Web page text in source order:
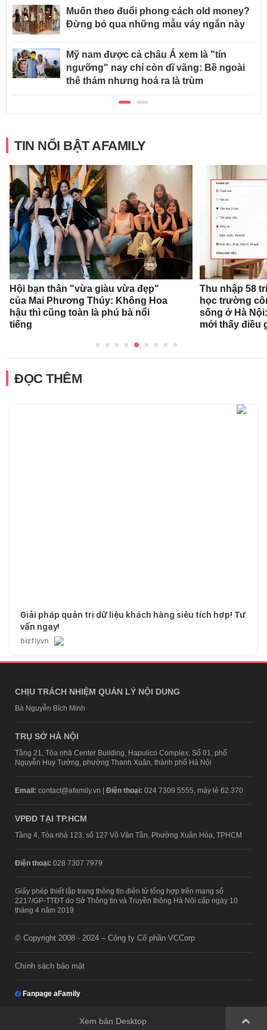
Muốn theo đuổi phong cách old money?
Đừng bỏ qua những mẫu váy ngắn này
Mỹ nam được cả châu Á xem là "tín
ngưỡng" nay chỉ còn dĩ vãng: Bề ngoài
thê thảm nhưng hoá ra là trùm
TIN NỔI BẬT AFAMILY
Hội bạn thân "vừa giàu vừa đẹp"
của Mai Phương Thúy: Không Hoa
hậu thì cũng toàn là phú bà nổi
tiếng
Thu nhập 58
học trường
sống ở Hà
mới thấy điều
ĐỌC THÊM
Giải pháp quản trị dữ liệu khách hàng siêu tích hợp! Tư
vấn ngay!
bizfly.vn
CHỊU TRÁCH NHIỆM QUẢN LÝ NỘI DUNG
Bà Nguyễn Bích Minh
TRỤ SỞ HÀ NỘI
Tầng 21, Tòa nhà Center Building, Hapulico Complex, Số 01, phố
Nguyễn Huy Tưởng, phường Thanh Xuân, thành phố Hà Nội
Email: contact@afamily.vn | Điện thoại: 024 7309 5555, máy lẻ 62.370
VPĐD TẠI TP.HCM
Tầng 4, Tòa nhà 123, số 127 Võ Văn Tần, Phường Xuân Hòa, TPHCM
Điện thoại: 028 7307 7979
Giấy phép thiết lập trang thông tin điện tử tổng hợp trên mạng số
2217/GP-TTĐT do Sở Thông tin và Truyền thông Hà Nội cấp ngày 10
tháng 4 năm 2019
© Copyright 2008 - 2024 – Công ty Cổ phần VCCorp
Chính sách bảo mật
Fanpage aFamily
Xem bản Desktop